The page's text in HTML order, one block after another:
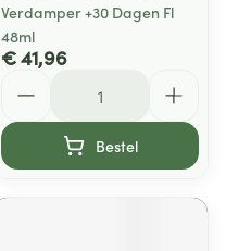
Verdamper +30 Dagen Fl
48ml
€ 41,96
Bestel